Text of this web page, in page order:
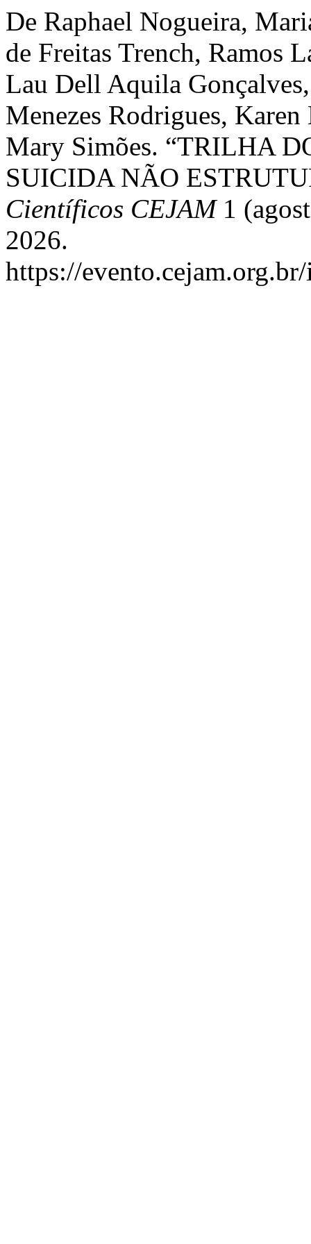
De Raphael Nogueira,
de Freitas Trench, Ramos
Lau Dell Aquila
Menezes Rodrigues,
Mary Simões. “TRILHA
SUICIDA NÃO
Científicos CEJAM1
2026.
https://